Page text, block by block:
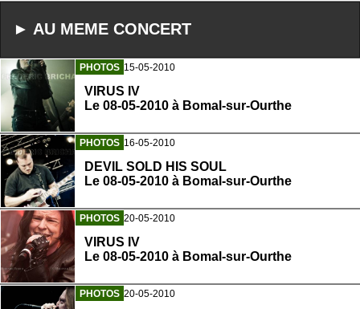
► AU MEME CONCERT
PHOTOS 15-05-2010
VIRUS IV
Le 08-05-2010 à Bomal-sur-Ourthe
PHOTOS 16-05-2010
DEVIL SOLD HIS SOUL
Le 08-05-2010 à Bomal-sur-Ourthe
PHOTOS 20-05-2010
VIRUS IV
Le 08-05-2010 à Bomal-sur-Ourthe
PHOTOS 20-05-2010